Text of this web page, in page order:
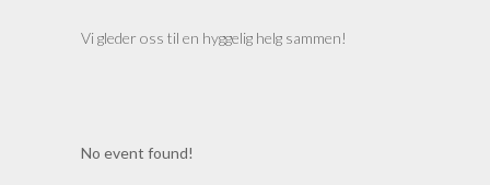
Vi gleder oss til en hyggelig helg sammen!
No event found!